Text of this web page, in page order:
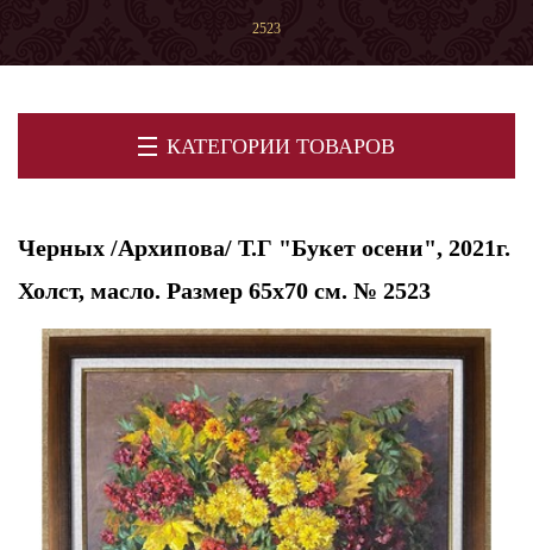
2523
КАТЕГОРИИ ТОВАРОВ
Черных /Архипова/ Т.Г "Букет осени", 2021г.
Холст, масло. Размер 65х70 см. № 2523